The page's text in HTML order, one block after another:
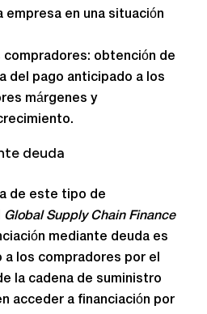
empresa en una situación
compradores: obtención de
del pago anticipado a los
márgenes y
deuda
de este tipo de
Global Supply Chain Finance
mediante deuda es
a los compradores por el
la cadena de suministro
acceder a financiación por